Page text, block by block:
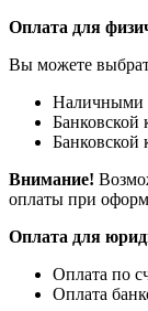
Оплата для
Вы можете
Наличными
Банковской
Банковской
Внимание!
оплаты при
Оплата для
Оплата по
Оплата